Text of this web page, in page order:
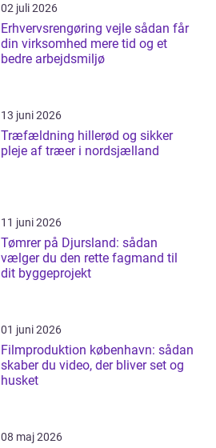
02 juli 2026
Erhvervsrengøring vejle sådan får
din virksomhed mere tid og et
bedre arbejdsmiljø
13 juni 2026
Træfældning hillerød og sikker
pleje af træer i nordsjælland
11 juni 2026
Tømrer på Djursland: sådan
vælger du den rette fagmand til
dit byggeprojekt
01 juni 2026
Filmproduktion københavn: sådan
skaber du video, der bliver set og
husket
08 maj 2026